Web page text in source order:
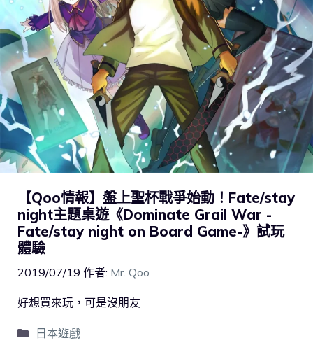
【Qoo情報】盤上聖杯戰爭始動！Fate/stay
night主題桌遊《Dominate Grail War -
Fate/stay night on Board Game-》試玩
體驗
2019/07/19 作者: Mr. Qoo
好想買來玩，可是沒朋友
日本遊戲